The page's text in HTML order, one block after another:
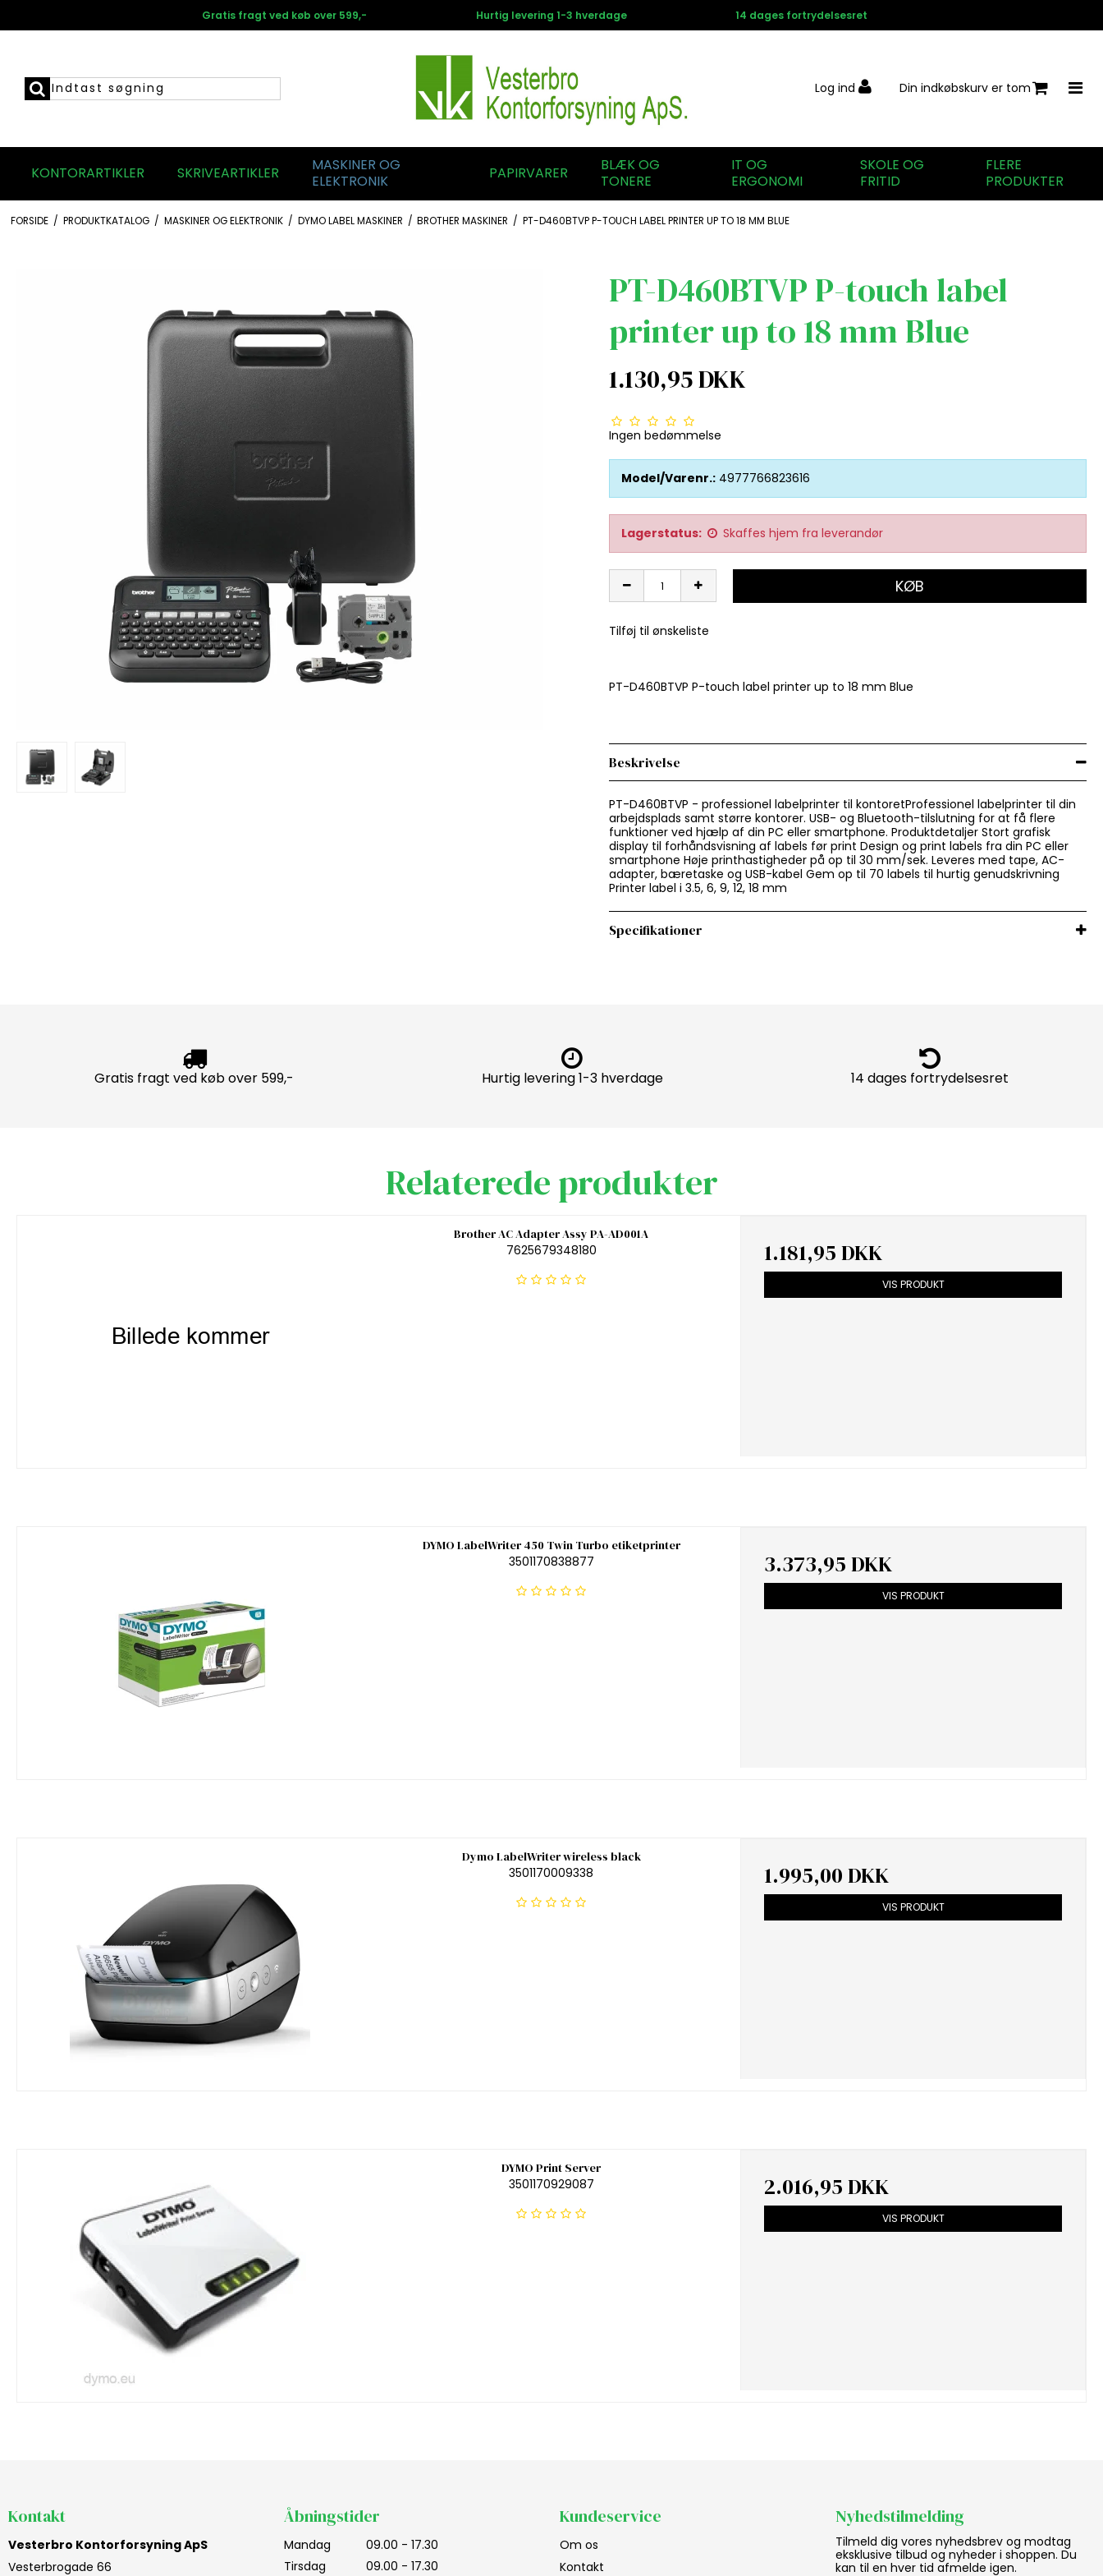
Gratis fragt ved køb over 599,- Hurtig levering 1-3 hverdage 14 dages fortrydelsesret
Log ind Din indkøbskurv er tom
KONTORARTIKLER SKRIVEARTIKLER
MASKINER OG
ELEKTRONIK
PAPIRVARER
BLÆK OG
TONERE
IT OG
ERGONOMI
SKOLE OG
FRITID
FLERE
PRODUKTER
FORSIDE / PRODUKTKATALOG / MASKINER OG ELEKTRONIK / DYMO LABEL MASKINER / BROTHER MASKINER / PT-D460BTVP P-TOUCH LABEL PRINTER UP TO 18 MM BLUE
PT-D460BTVP P-touch label
printer up to 18 mm Blue
1.130,95 DKK
Ingen bedømmelse
Model/Varenr.: 4977766823616
Lagerstatus: Skaffes hjem fra leverandør
KØB
Tilføj til ønskeliste
PT-D460BTVP P-touch label printer up to 18 mm Blue
Beskrivelse
PT-D460BTVP - professionel labelprinter til kontoretProfessionel labelprinter til din
arbejdsplads samt større kontorer. USB- og Bluetooth-tilslutning for at få flere
funktioner ved hjælp af din PC eller smartphone. Produktdetaljer Stort grafisk
display til forhåndsvisning af labels før print Design og print labels fra din PC eller
smartphone Høje printhastigheder på op til 30 mm/sek. Leveres med tape, AC-
adapter, bæretaske og USB-kabel Gem op til 70 labels til hurtig genudskrivning
Printer label i 3.5, 6, 9, 12, 18 mm
Specifikationer
Gratis fragt ved køb over 599,- Hurtig levering 1-3 hverdage 14 dages fortrydelsesret
Relaterede produkter
Brother AC Adapter Assy PA-AD001A
7625679348180
1.181,95 DKK
VIS PRODUKT
DYMO LabelWriter 450 Twin Turbo etiketprinter
3501170838877
3.373,95 DKK
VIS PRODUKT
Dymo LabelWriter wireless black
3501170009338
1.995,00 DKK
VIS PRODUKT
DYMO Print Server
3501170929087
2.016,95 DKK
VIS PRODUKT
Kontakt
Vesterbro Kontorforsyning ApS
Vesterbrogade 66
Åbningstider
Mandag
09.00 - 17.30
Tirsdag
09.00 - 17.30
Kundeservice
Om os
Kontakt
Nyhedstilmelding
Tilmeld dig vores nyhedsbrev og modtag
eksklusive tilbud og nyheder i shoppen. Du
kan til en hver tid afmelde igen.